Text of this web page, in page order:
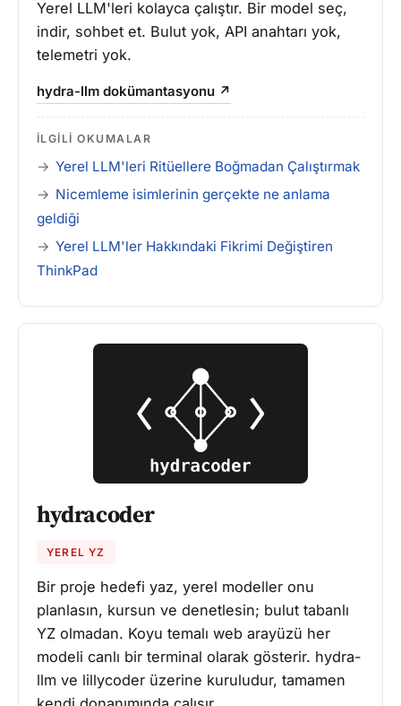
Yerel LLM'leri kolayca çalıştır. Bir model seç,
indir, sohbet et. Bulut yok, API anahtarı yok,
telemetri yok.
hydra-llm dokümantasyonu ↗
İLGILI OKUMALAR
Yerel LLM'leri Ritüellere Boğmadan Çalıştırmak
Nicemleme isimlerinin gerçekte ne anlama
geldiği
Yerel LLM'ler Hakkındaki Fikrimi Değiştiren
ThinkPad
hydracoder
YEREL YZ
Bir proje hedefi yaz, yerel modeller onu
planlasın, kursun ve denetlesin; bulut tabanlı
YZ olmadan. Koyu temalı web arayüzü her
modeli canlı bir terminal olarak gösterir. hydra-
llm ve lillycoder üzerine kuruludur, tamamen